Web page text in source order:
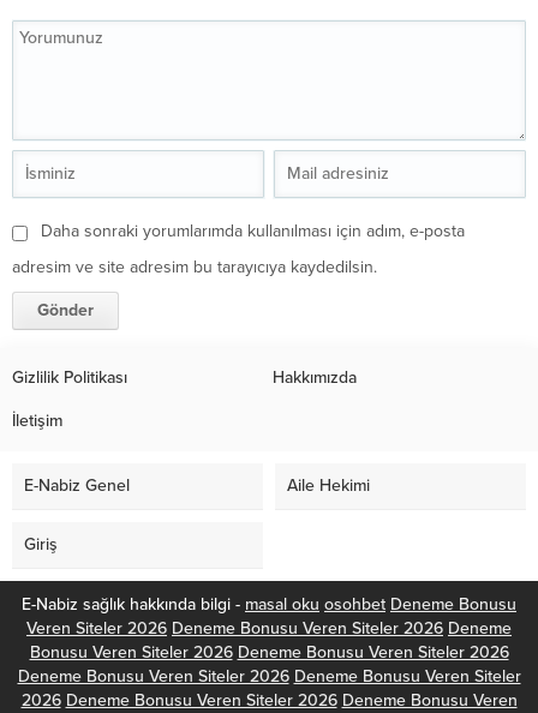
Daha sonraki yorumlarımda kullanılması için adım, e-posta
adresim ve site adresim bu tarayıcıya kaydedilsin.
Gizlilik Politikası Hakkımızda
İletişim
E-Nabiz Genel Aile Hekimi
Giriş
E-Nabiz sağlık hakkında bilgi - masal oku osohbet Deneme Bonusu
Veren Siteler 2026 Deneme Bonusu Veren Siteler 2026 Deneme
Bonusu Veren Siteler 2026 Deneme Bonusu Veren Siteler 2026
Deneme Bonusu Veren Siteler 2026 Deneme Bonusu Veren Siteler
2026 Deneme Bonusu Veren Siteler 2026 Deneme Bonusu Veren